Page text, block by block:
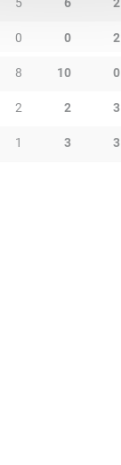
0 0 2
8 10 0
2 2 3
1 3 3